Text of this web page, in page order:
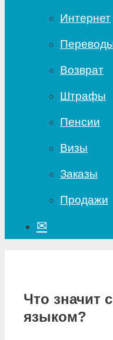
Интернет
Возврат
Штрафы
Пенсии
Визы
Заказы
Продажи
✉
Что значит
языком?